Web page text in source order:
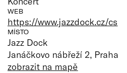
WEB
https://www.jazzdock.cz/cs
MÍSTO
Jazz Dock
Janáčkovo nábřeží 2, Praha
zobrazit na mapě